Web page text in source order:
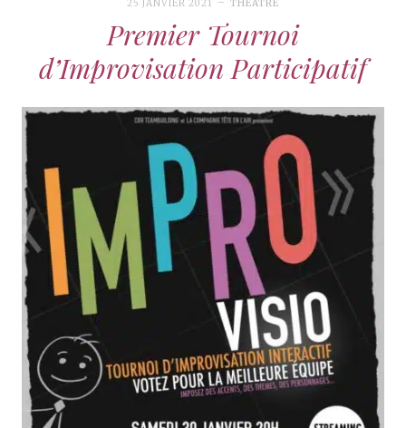
25 JANVIER 2021 THÉÂTRE
Premier Tournoi
d’Improvisation Participatif